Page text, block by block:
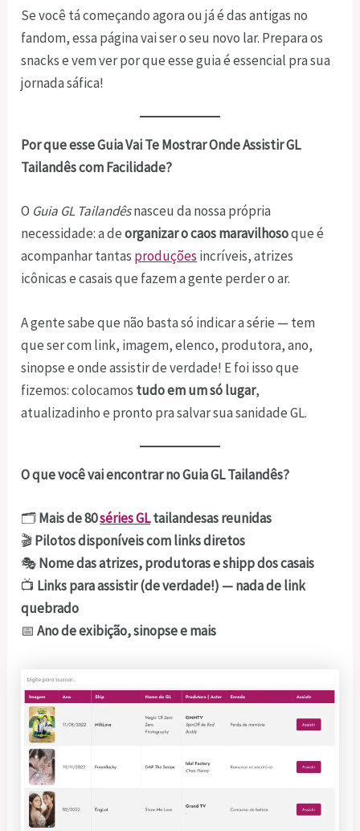
Se você tá começando agora ou já é das antigas no
fandom, essa página vai ser o seu novo lar. Prepara os
snacks e vem ver por que esse guia é essencial pra sua
jornada sáfica!
Por que esse Guia Vai Te Mostrar Onde Assistir GL
Tailandês com Facilidade?
O Guia GL Tailandêsnasceu da nossa própria
necessidade: a deorganizar o caos maravilhosoque é
acompanhar tantas produções incríveis, atrizes
icônicas e casais que fazem a gente perder o ar.
A gente sabe que não basta só indicar a série — tem
que ser com link, imagem, elenco, produtora, ano,
sinopse e onde assistir de verdade! E foi isso que
fizemos: colocamos tudo em um só lugar,
atualizadinho e pronto pra salvar sua sanidade GL.
O que você vai encontrar no Guia GL Tailandês?
🗂️Mais de 80séries GLtailandesas reunidas
🎬Pilotos disponíveis com links diretos
🎭Nome das atrizes, produtoras e shipp dos casais
📺 Links para assistir (de verdade!) — nada de link
quebrado
📅Ano de exibição, sinopse e mais